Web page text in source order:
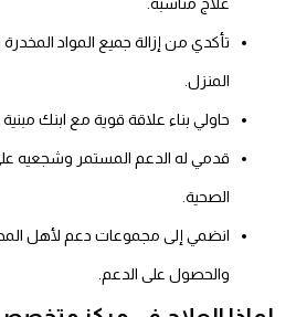
علاج مناسبة.
تأكدي من إزالة جميع المواد
المنزل.
حاولي بناء علاقة قوية مع ابنك مبنية
قدمي له الدعم المستمر وشجعيه
الصحية.
انضمي إلى مجموعات دعم لأهل
والحصول على الدعم.